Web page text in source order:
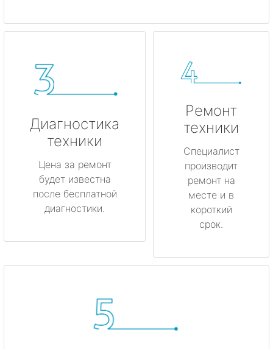
Диагностика
техники
Цена за ремонт
будет известна
после бесплатной
диагностики.
Ремонт
техники
Специалист
производит
ремонт на
месте и в
короткий
срок.